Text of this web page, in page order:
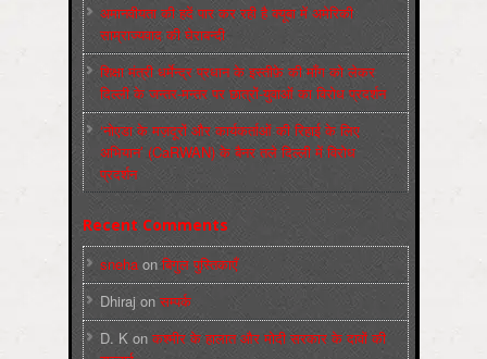
अमानवीयता की हदें पार कर रही है क्यूबा में अमेरिकी
साम्राज्यवाद की घेराबन्दी
शिक्षा मंत्री धर्मेन्द्र प्रधान के इस्तीफ़े की माँग को लेकर
दिल्ली के जन्तर-मन्तर पर छात्रों-युवाओं का विरोध प्रदर्शन
‘नोएडा के मज़दूरों और कार्यकर्ताओं की रिहाई के लिए
अभियान’ (CaRWAN) के बैनर तले दिल्ली में विरोध
प्रदर्शन
Recent Comments
sneha on बिगुल पुस्तिकाएँ
Dhiraj on सम्पर्क
D. K on कश्मीर के हालात और मोदी सरकार के दावों की